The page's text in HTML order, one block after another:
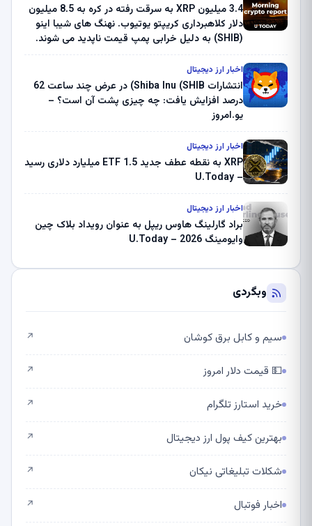
3.4 میلیون XRP به سرقت رفته در کره به 8.5 میلیون
دلار کلاهبرداری کریپتو یوتیوب. نهنگ های شیبا اینو
(SHIB) به دلیل خرابی پمپ قیمت ناپدید می شوند.
ثبت کرد – گزارش کریپتو صبح – U.Today
اخبار ارز دیجیتال
انتشارات Shiba Inu (SHIB) در عرض چند ساعت 62
درصد افزایش یافت: چه چیزی پشت آن است؟ –
یو.امروز
اخبار ارز دیجیتال
XRP به نقطه عطف جدید ETF 1.5 میلیارد دلاری رسید
– U.Today
اخبار ارز دیجیتال
براد گارلینگ هاوس ریپل به عنوان رویداد بلاک چین
وایومینگ 2026 – U.Today
وبگردی
سیم و کابل برق کوشان ↗
💵 قیمت دلار امروز ↗
خرید استارز تلگرام ↗
بهترین کیف پول ارز دیجیتال ↗
شکلات تبلیغاتی نیکان ↗
اخبار فوتبال ↗